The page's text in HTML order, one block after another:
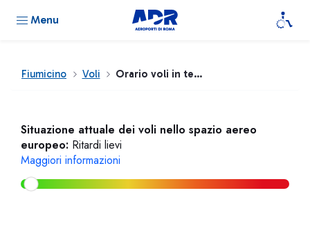
Menu
Fiumicino Voli Orario voli in tempo reale
Situazione attuale dei voli nello spazio aereo
europeo: Ritardi lievi
Maggiori informazioni